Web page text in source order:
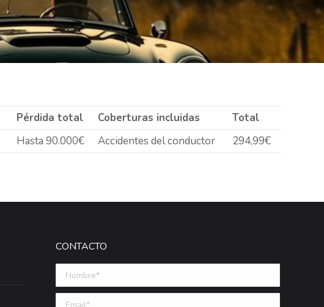
Pérdida total Coberturas incluidas
Total
Hasta 90.000€ Accidentes del conductor 294,99€
CONTACTO
Nombre *
Email (requerido)